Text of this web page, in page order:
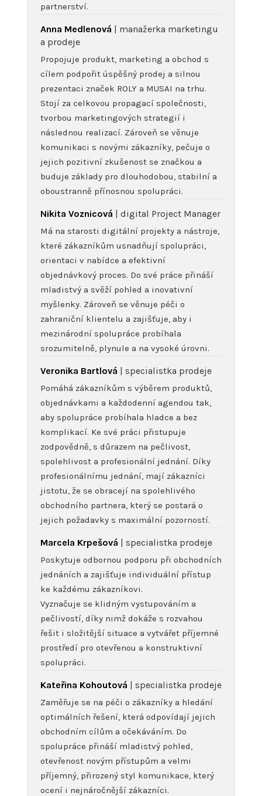
partnerství.
Anna Medlenová | manažerka marketingu
a prodeje
Propojuje produkt, marketing a obchod s
cílem podpořit úspěšný prodej a silnou
prezentaci značek ROLY a MUSAI na trhu.
Stojí za celkovou propagací společnosti,
tvorbou marketingových strategií i
následnou realizací. Zároveň se věnuje
komunikaci s novými zákazníky, pečuje o
jejich pozitivní zkušenost se značkou a
buduje základy pro dlouhodobou, stabilní a
oboustranně přínosnou spolupráci.
Nikita Voznicová | digital Project Manager
Má na starosti digitální projekty a nástroje,
které zákazníkům usnadňují spolupráci,
orientaci v nabídce a efektivní
objednávkový proces. Do své práce přináší
mladistvý a svěží pohled a inovativní
myšlenky. Zároveň se věnuje péči o
zahraniční klientelu a zajišťuje, aby i
mezinárodní spolupráce probíhala
srozumitelně, plynule a na vysoké úrovni.
Veronika Bartlová | specialistka prodeje
Pomáhá zákazníkům s výběrem produktů,
objednávkami a každodenní agendou tak,
aby spolupráce probíhala hladce a bez
komplikací. Ke své práci přistupuje
zodpovědně, s důrazem na pečlivost,
spolehlivost a profesionální jednání. Díky
profesionálnímu jednání, mají zákazníci
jistotu, že se obracejí na spolehlivého
obchodního partnera, který se postará o
jejich požadavky s maximální pozorností.
Marcela Krpešová | specialistka prodeje
Poskytuje odbornou podporu při obchodních
jednáních a zajišťuje individuální přístup
ke každému zákazníkovi.
Vyznačuje se klidným vystupováním a
pečlivostí, díky nimž dokáže s rozvahou
řešit i složitější situace a vytvářet příjemné
prostředí pro otevřenou a konstruktivní
spolupráci.
Kateřina Kohoutová | specialistka prodeje
Zaměřuje se na péči o zákazníky a hledání
optimálních řešení, která odpovídají jejich
obchodním cílům a očekáváním. Do
spolupráce přináší mladistvý pohled,
otevřenost novým přístupům a velmi
příjemný, přirozený styl komunikace, který
ocení i nejnáročnější zákazníci.